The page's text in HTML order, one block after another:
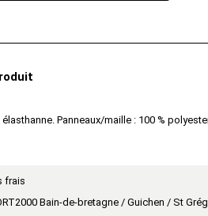
Panneaux/maille : 100 %
frais
Bain-de-bretagne / Guichen / St